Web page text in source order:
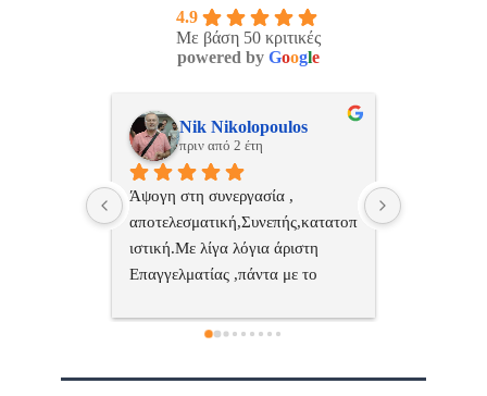
4.9
Με βάση 50 κριτικές
powered by Google
ManosBX
πριν από 2 έτη
Επαγγελματίας  Άψογη
συνεργασία